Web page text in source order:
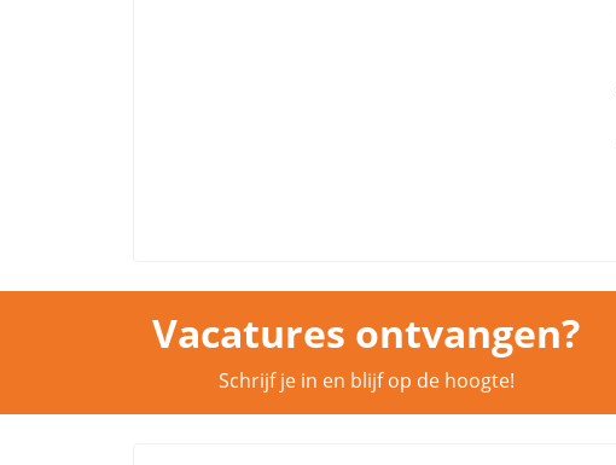
Vacatures ontvangen?
Schrijf je in en blijf op de hoogte!